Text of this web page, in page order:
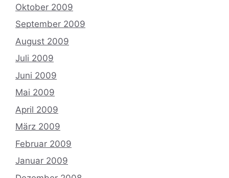
Oktober 2009
September 2009
August 2009
Juli 2009
Juni 2009
Mai 2009
April 2009
März 2009
Februar 2009
Januar 2009